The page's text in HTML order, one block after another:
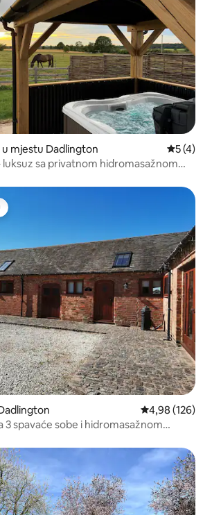
mjestu Dadlington
5 (4)
luksuz sa privatnom hidromasažnom
prosječna
4,98 (126)
3 spavaće sobe i hidromasažnom